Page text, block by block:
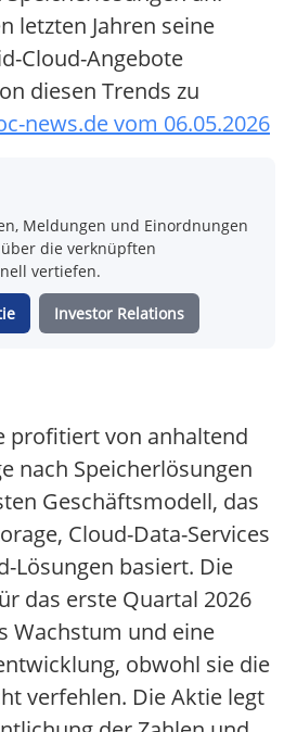
letzten Jahren seine
Cloud-Angebote
diesen Trends zu
news.de vom 06.05.2026
Meldungen und Einordnungen
die verknüpften
vertiefen.
Investor Relations
profitiert von anhaltend
nach Speicherlösungen
Geschäftsmodell, das
Cloud-Data-Services
Lösungen basiert. Die
das erste Quartal 2026
Wachstum und eine
obwohl sie die
verfehlen. Die Aktie legt